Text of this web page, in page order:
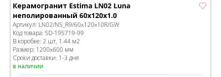
Керамогранит Estima LN02 Luna
неполированный 60x120x1.0
Артикул: LN02/NS_R9/60x120x10R/GW
Код товара: SD-195719-99
В коробке: 2 шт, 1.44 м2
Размер: 1200x600 мм
Сроки доставки: 1-3 дня
в наличии